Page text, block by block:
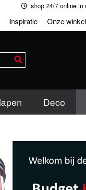
shop 24/7 online in
Inspiratie Onze
Deco